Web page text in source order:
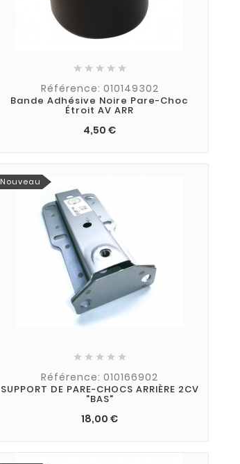
    
Référence: 010149302
Bande Adhésive Noire Pare-Choc
Étroit AV ARR
4,50 €
Nouveau
    
Référence: 010166902
SUPPORT DE PARE-CHOCS ARRIÈRE 2CV
"BAS"
18,00 €